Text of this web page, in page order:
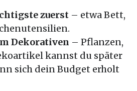
zuerst – etwa Bett,
Dekorativen – Pflanzen,
kannst du später
sich dein Budget erholt